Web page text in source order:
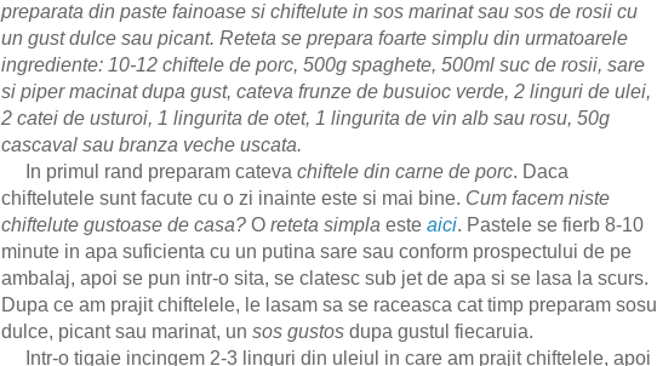
preparata din paste fainoase si chiftelute in sos marinat sau sos de rosii cu
un gust dulce sau picant. Reteta se prepara foarte simplu din urmatoarele
ingrediente: 10-12 chiftele de porc, 500g spaghete, 500ml suc de rosii, sare
si piper macinat dupa gust, cateva frunze de busuioc verde, 2 linguri de ulei,
2 catei de usturoi, 1 lingurita de otet, 1 lingurita de vin alb sau rosu, 50g
cascaval sau branza veche uscata.
In primul rand preparam cateva chiftele din carne de porc. Daca
chiftelutele sunt facute cu o zi inainte este si mai bine. Cum facem niste
chiftelute gustoase de casa? O reteta simpla este aici. Pastele se fierb 8-10
minute in apa suficienta cu un putina sare sau conform prospectului de pe
ambalaj, apoi se pun intr-o sita, se clatesc sub jet de apa si se lasa la scurs.
Dupa ce am prajit chiftelele, le lasam sa se raceasca cat timp preparam sosul
dulce, picant sau marinat, un sos gustos dupa gustul fiecaruia.
Intr-o tigaie incingem 2-3 linguri din uleiul in care am prajit chiftelele, apoi